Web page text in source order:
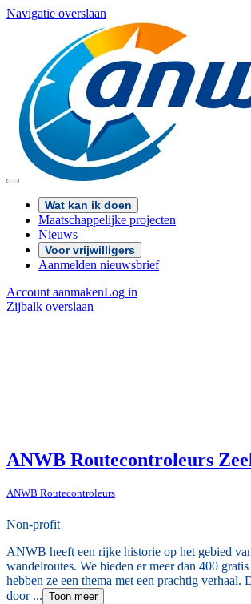
Navigatie overslaan
Wat kan ik doen
Maatschappelijke projecten
Nieuws
Voor vrijwilligers
Aanmelden nieuwsbrief
Account aanmakenLog in
Zijbalk overslaan
ANWB Routecontroleurs
ANWB Routecontroleurs
Non-profit
ANWB heeft een rijke historie op het gebied
wandelroutes. We bieden er meer dan 400 gratis
hebben ze een thema met een prachtig verhaal.
door ... Toon meer